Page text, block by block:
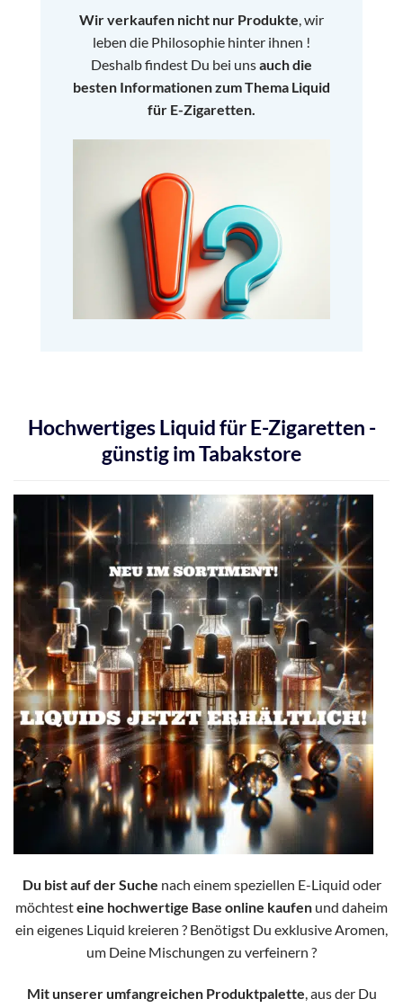
Wir verkaufen nicht nur Produkte, wir
leben die Philosophie hinter ihnen !
Deshalb findest Du bei unsauch die
besten Informationen zum Thema Liquid
für E-Zigaretten.
Hochwertiges Liquid für E-Zigaretten -
günstig im Tabakstore
Du bist auf der Suche nach einem speziellen E-Liquid oder
möchtesteine hochwertige Base online kaufen und daheim
ein eigenes Liquid kreieren ? Benötigst Du exklusive Aromen,
um Deine Mischungen zu verfeinern ?
Mit unserer umfangreichen Produktpalette , aus der Du